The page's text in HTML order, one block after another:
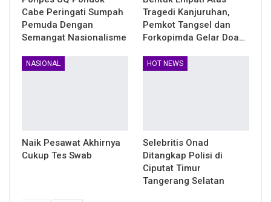
Cabe Peringati Sumpah
Pemuda Dengan
Semangat Nasionalisme
Tragedi Kanjuruhan,
Pemkot Tangsel dan
Forkopimda Gelar Doa…
NASIONAL
Naik Pesawat Akhirnya
Cukup Tes Swab
HOT NEWS
Selebritis Onad
Ditangkap Polisi di
Ciputat Timur
Tangerang Selatan